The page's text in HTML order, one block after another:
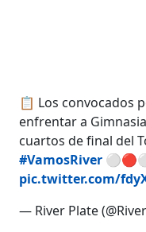
📋 Los convocados
enfrentar a
cuartos de final del
#VamosRiver
pic.twitter.com/
— River Plate